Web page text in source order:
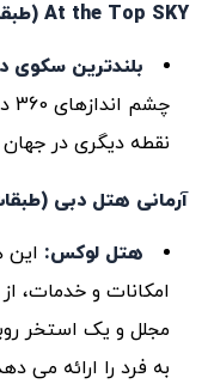
At the Top SKY (طبقه 148)
بلندترین سکوی
نقطه دیگری در
آرمانی هتل دبی (طبقات 1 تا
هتل لوکس:
امکانات و خدمات،
مجلل و یک استخر
به فرد را ارائه می